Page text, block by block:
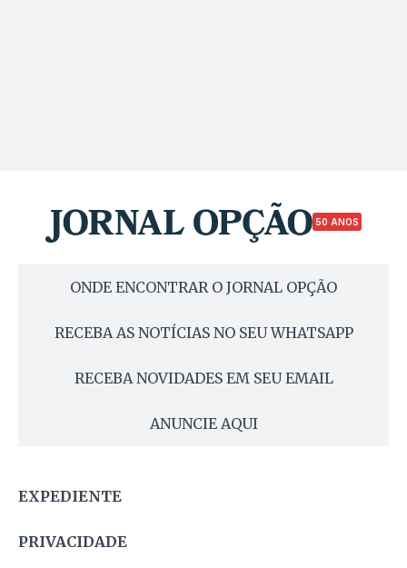
50 ANOS
ONDE ENCONTRAR O JORNAL OPÇÃO
RECEBA AS NOTÍCIAS NO SEU WHATSAPP
RECEBA NOVIDADES EM SEU EMAIL
ANUNCIE AQUI
EXPEDIENTE
PRIVACIDADE